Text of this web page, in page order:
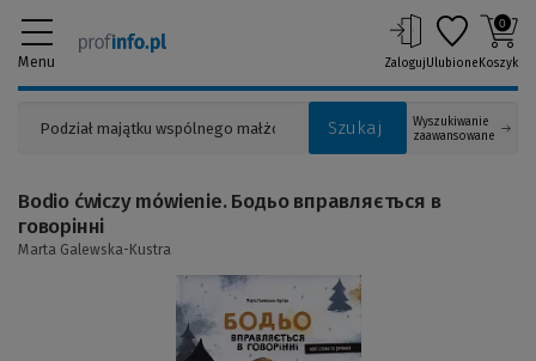
Menu
Szukaj
Wyszukiwanie
zaawansowane
ZalogujUlubione
0
Koszyk
(Link
do
strony)
Bodio ćwiczy mówienie. Бодьо вправляється в
говорінні
Marta Galewska-Kustra